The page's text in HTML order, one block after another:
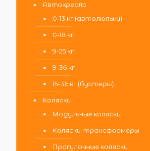
Автокресла
0-13 кг (автолюльки)
0-18 кг
9-25 кг
9-36 кг
15-36 кг (бустеры)
Коляски
Модульные коляски
Коляски-трансформеры
Прогулочные коляски